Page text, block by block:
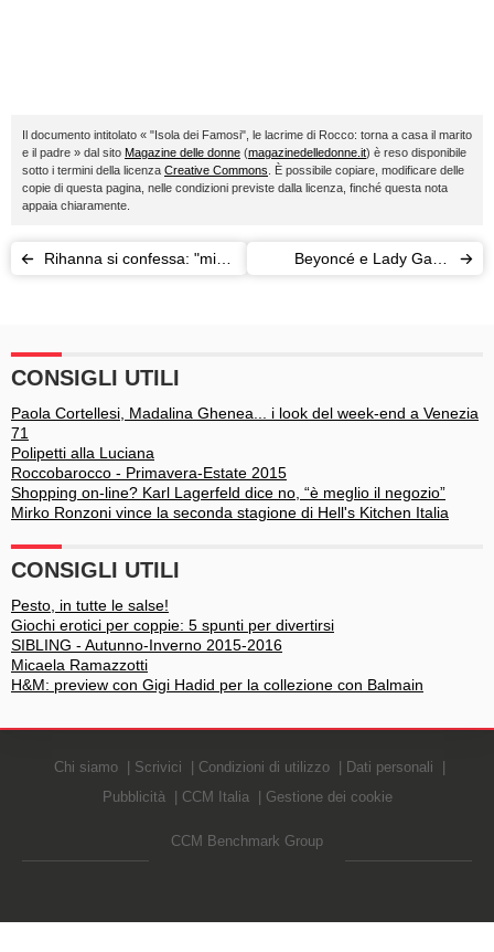
Il documento intitolato « "Isola dei Famosi", le lacrime di Rocco: torna a casa il marito
e il padre » dal sito Magazine delle donne (magazinedelledonne.it) è reso disponibile
sotto i termini della licenza Creative Commons . È possibile copiare, modificare delle
copie di questa pagina, nelle condizioni previste dalla licenza, finché questa nota
appaia chiaramente.
Rihanna si confessa: "mi
Beyoncé e Lady Gaga
CONSIGLI UTILI
Paola Cortellesi, Madalina Ghenea... i look del week-end a Venezia
71
Polipetti alla Luciana
Roccobarocco - Primavera-Estate 2015
Shopping on-line? Karl Lagerfeld dice no, “è meglio il negozio”
Mirko Ronzoni vince la seconda stagione di Hell's Kitchen Italia
CONSIGLI UTILI
Pesto, in tutte le salse!
Giochi erotici per coppie: 5 spunti per divertirsi
SIBLING - Autunno-Inverno 2015-2016
Micaela Ramazzotti
H&M: preview con Gigi Hadid per la collezione con Balmain
Chi siamo Scrivici Condizioni di utilizzo
Dati personali
Pubblicità
CCM Italia Gestione dei cookie
CCM Benchmark Group